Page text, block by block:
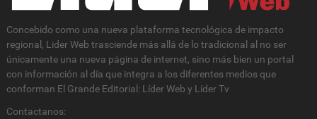
Concebido como una nueva plataforma tecnológica de impacto
regional, Lider Web trasciende más allá de lo tradicional al no ser
únicamente una nueva página de internet, sino más bien un portal
con información al día que integra a los diferentes medios que
conforman El Grande Editorial: Líder Web y Líder Tv
Contactanos: